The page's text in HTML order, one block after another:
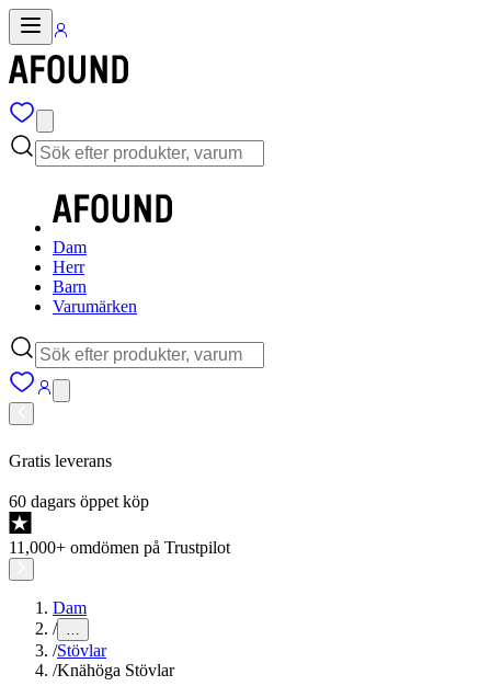
Dam
Herr
Barn
Varumärken
Gratis leverans
60 dagars öppet köp
11,000+ omdömen på Trustpilot
Dam
/ …
/Stövlar
/Knähöga Stövlar